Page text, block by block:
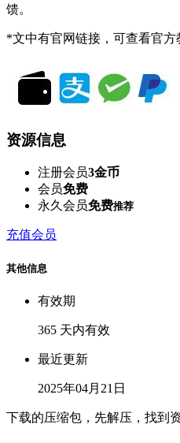
馈。
*文中有官网链接，可查看官方
资源信息
注册会员3金币
会员免费
永久会员免费推荐
充值会员
其他信息
有效期
365 天内有效
最近更新
2025年04月21日
下载的压缩包，先解压，找到